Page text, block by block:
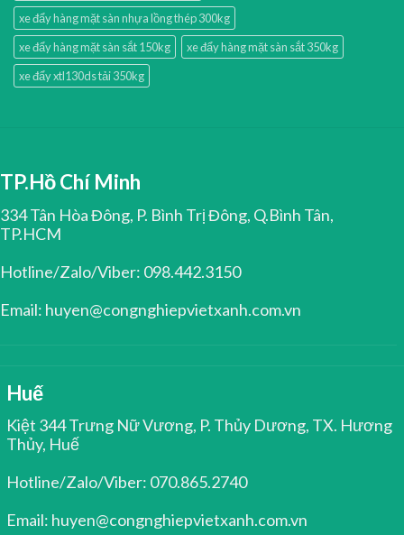
xe đẩy hàng mặt sàn nhựa lồng thép 300kg
xe đẩy hàng mặt sàn sắt 150kg
xe đẩy hàng mặt sàn sắt 350kg
xe đẩy xtl130ds tải 350kg
TP.Hồ Chí Minh
334 Tân Hòa Đông, P. Bình Trị Đông, Q.Bình Tân,
TP.HCM
Hotline/Zalo/Viber: 098.442.3150
Email: huyen@congnghiepvietxanh.com.vn
Huế
Kiệt 344 Trưng Nữ Vương, P. Thủy Dương, TX. Hương
Thủy, Huế
Hotline/Zalo/Viber: 070.865.2740
Email: huyen@congnghiepvietxanh.com.vn